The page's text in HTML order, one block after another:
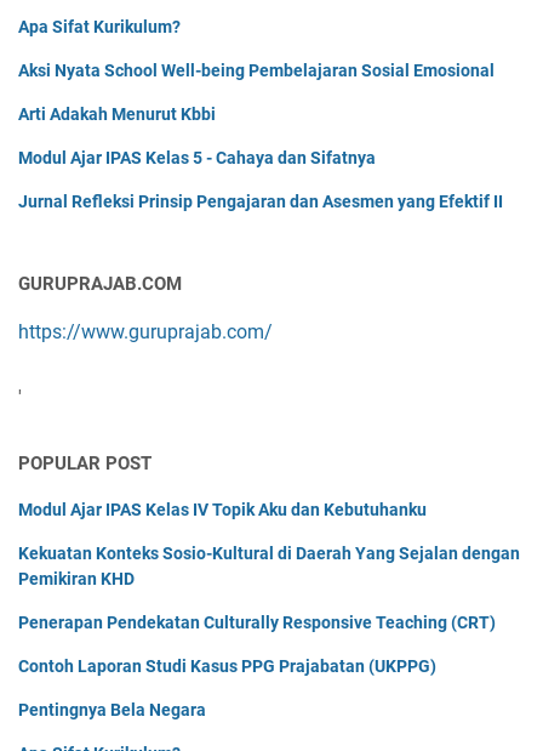
Apa Sifat Kurikulum?
Aksi Nyata School Well-being Pembelajaran Sosial Emosional
Arti Adakah Menurut Kbbi
Modul Ajar IPAS Kelas 5 - Cahaya dan Sifatnya
Jurnal Refleksi Prinsip Pengajaran dan Asesmen yang Efektif II
GURUPRAJAB.COM
https://www.guruprajab.com/
'
POPULAR POST
Modul Ajar IPAS Kelas IV Topik Aku dan Kebutuhanku
Kekuatan Konteks Sosio-Kultural di Daerah Yang Sejalan dengan
Pemikiran KHD
Penerapan Pendekatan Culturally Responsive Teaching (CRT)
Contoh Laporan Studi Kasus PPG Prajabatan (UKPPG)
Pentingnya Bela Negara